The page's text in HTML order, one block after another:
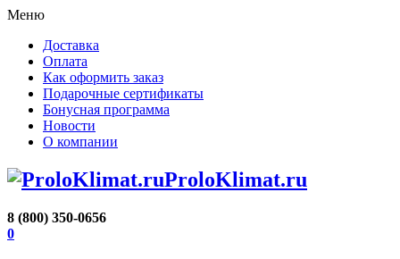
Меню
Доставка
Оплата
Как оформить заказ
Подарочные сертификаты
Бонусная программа
Новости
О компании
ProloKlimat.ru
8 (800) 350-0656
0